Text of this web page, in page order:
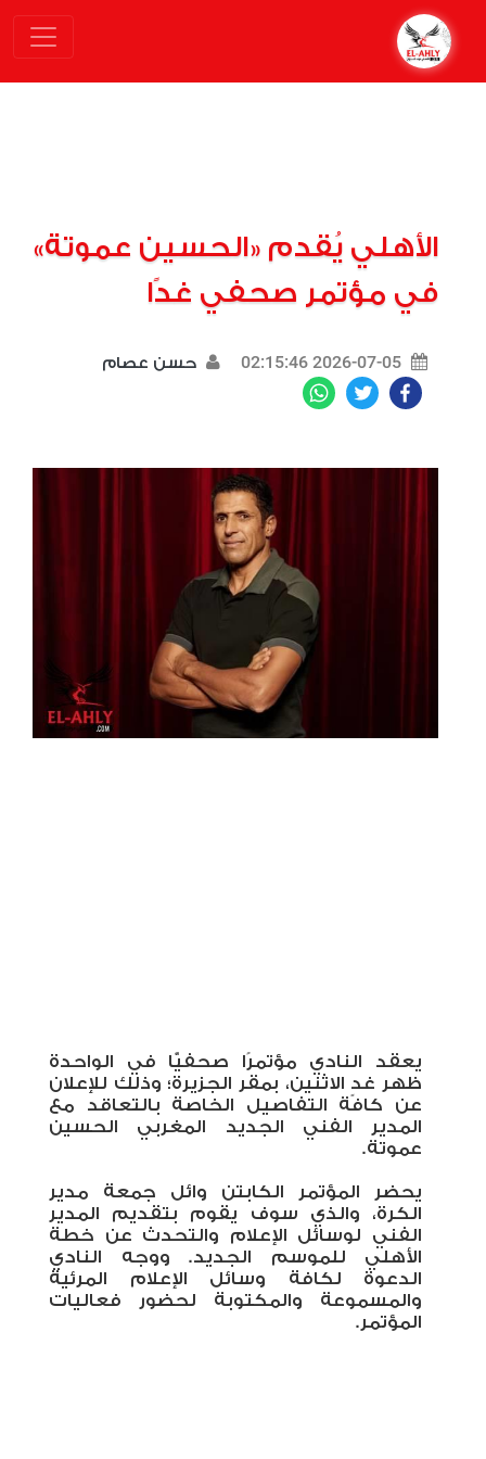
الأهلي يُقدم «الحسين عموتة»
في مؤتمر صحفي غدًا
2026-07-05 02:15:46 حسن عصام
Facebook
Twitter
يعقد النادي مؤتمرًا صحفيًّا في الواحدة
ظهر غدٍ الاثنين، بمقر الجزيرة؛ وذلك للإعلان
عن كافة التفاصيل الخاصة بالتعاقد مع
المدير الفني الجديد المغربي الحسين
عموتة.
يحضر المؤتمر الكابتن وائل جمعة مدير
الكرة، والذي سوف يقوم بتقديم المدير
الفني لوسائل الإعلام والتحدث عن خطة
الأهلي للموسم الجديد. ووجه النادي
الدعوة لكافة وسائل الإعلام المرئية
والمسموعة والمكتوبة لحضور فعاليات
المؤتمر.